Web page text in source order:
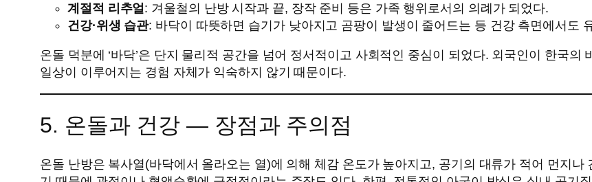
계절적 리추얼 : 겨울철의 난방 시작과 끝, 장작 준비 등은 가족 행위로서의 의례가 되었다.
건강·위생 습관: 바닥이 따뜻하면 습기가 낮아지고 곰팡이 발생이 줄어드는 등 건강 측면에서도
온돌 덕분에 ‘바닥’은 단지 물리적 공간을 넘어 정서적이고 사회적인 중심이 되었다. 외국인이 한국
일상이 이루어지는 경험 자체가 익숙하지 않기 때문이다.
5. 온돌과 건강 — 장점과 주의점
온돌 난방은 복사열(바닥에서 올라오는 열)에 의해 체감 온도가 높아지고, 공기의 대류가 적어 먼지